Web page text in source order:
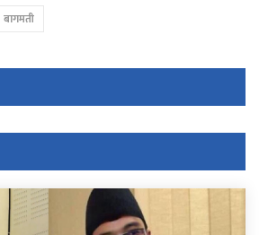
बागमती